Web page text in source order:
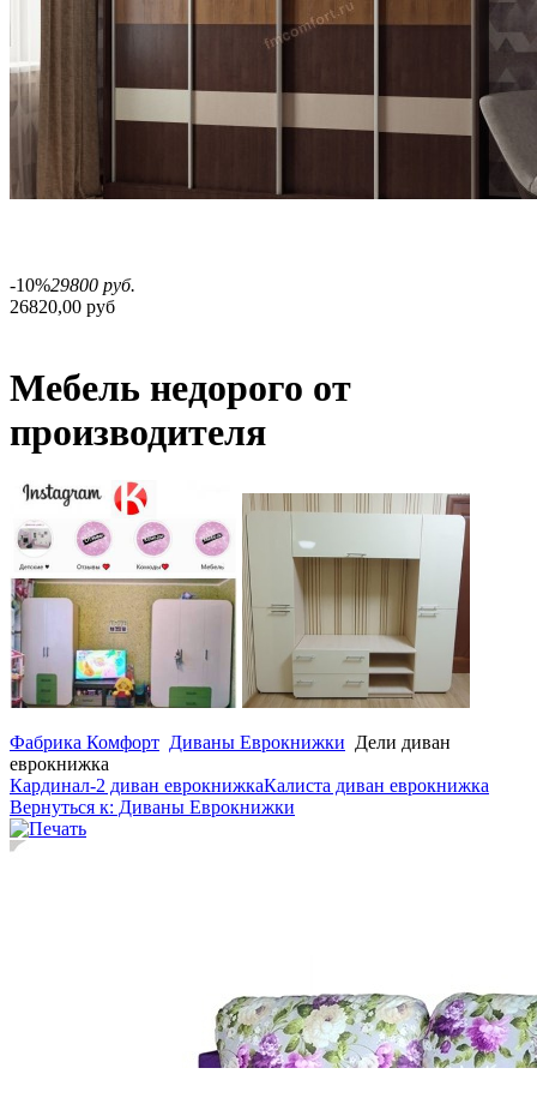
-10%29800 руб.
26820,00 руб
Мебель недорого от
производителя
Фабрика Комфорт Диваны Еврокнижки Дели диван
еврокнижка
Кардинал-2 диван еврокнижкаКалиста диван еврокнижка
Вернуться к: Диваны Еврокнижки